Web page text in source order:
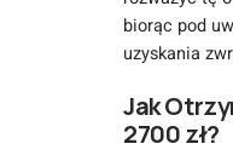
biorąc pod
uzyskania
Jak
2700 zł?